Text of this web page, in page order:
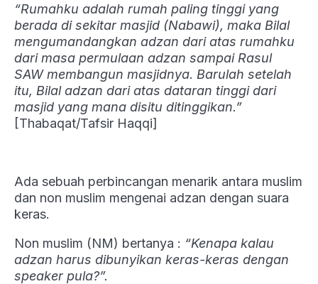
“Rumahku adalah rumah paling tinggi yang
berada di sekitar masjid (Nabawi), maka Bilal
mengumandangkan adzan dari atas rumahku
dari masa permulaan adzan sampai Rasul
SAW membangun masjidnya. Barulah setelah
itu, Bilal adzan dari atas dataran tinggi dari
masjid yang mana disitu ditinggikan.”
[Thabaqat/Tafsir Haqqi]
Ada sebuah perbincangan menarik antara muslim
dan non muslim mengenai adzan dengan suara
keras.
Non muslim (NM) bertanya : “Kenapa kalau
adzan harus dibunyikan keras-keras dengan
speaker pula?”.